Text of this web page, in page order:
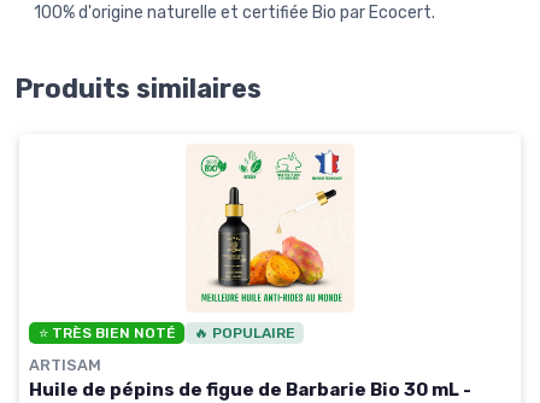
100% d'origine naturelle et certifiée Bio par Ecocert.
Produits similaires
⭐ TRÈS BIEN NOTÉ 🔥 POPULAIRE
ARTISAM
Huile de pépins de figue de Barbarie Bio 30 mL -